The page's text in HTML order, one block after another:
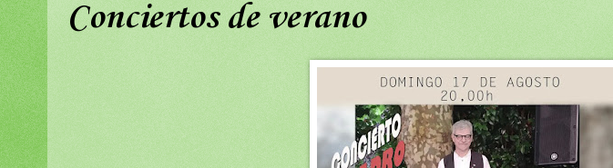
Conciertos de verano